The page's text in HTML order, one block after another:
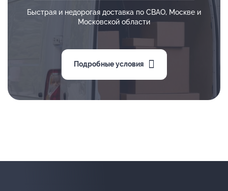
Быстрая и недорогая доставка по СВАО, Москве и
Московской области
Подробные условия